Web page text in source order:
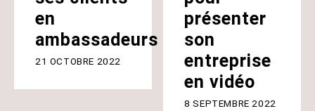
en
ambassadeurs
21 OCTOBRE 2022
présenter
son
entreprise
en vidéo
8 SEPTEMBRE 2022